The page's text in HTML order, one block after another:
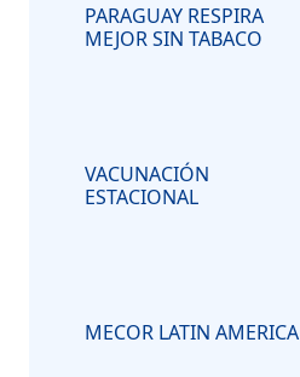
PARAGUAY RESPIRA
MEJOR SIN TABACO
VACUNACIÓN
ESTACIONAL
MECOR LATIN AMERICA